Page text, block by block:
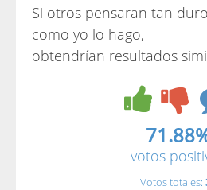
Si otros pensaran tan duro
como yo lo hago,
obtendrían resultados
votos
Votos totales: